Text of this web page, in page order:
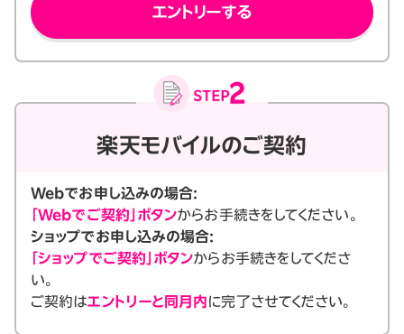
エントリーする
楽天モバイルのご契約
Webでお申し込みの場合:
「Webでご契約」ボタンからお手続きをしてください。
ショップでお申し込みの場合:
「ショップでご契約」ボタンからお手続きをしてくださ
い。
ご契約はエントリーと同月内に完了させてください。